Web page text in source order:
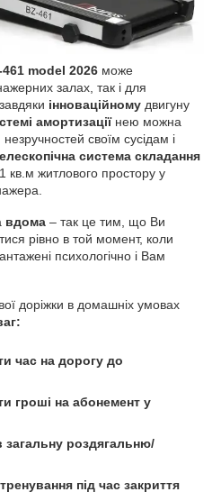
461 model 2026 може
залах, так і для
інноваційному двигуну
амортизації нею можна
своїм сусідам і
елескопічна система складання
кв.м житлового простору у
вдома – так це тим, що Ви
рівно в той момент, коли
психологічно і Вам
доріжки в домашніх умовах
час на дорогу до
гроші на абонемент у
загальну роздягальню/
під час закриття